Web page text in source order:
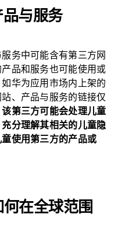
与服务
务中可能含有第三方网
品和服务也可能使用或
华为应用市场内上架的
、产品与服务的链接仅
第三方可能会处理儿童
分理解其相关的儿童隐
使用第三方的产品或
在全球范围